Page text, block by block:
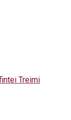
Treimi